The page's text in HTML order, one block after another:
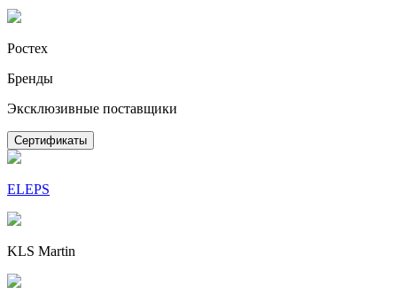
Ростех
Бренды
Эксклюзивные поставщики
Сертификаты
ELEPS
KLS Martin